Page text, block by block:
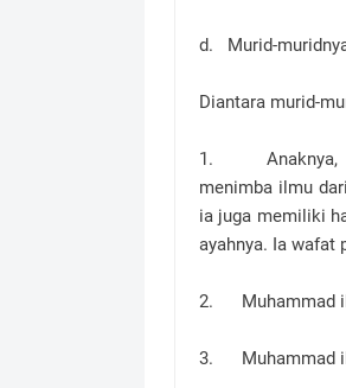
d. Murid-
Diantara murid-
1. Anaknya,
menimba ilmu
ia juga memiliki
ayahnya. Ia wafat
2. Muhammad
3. Muhammad